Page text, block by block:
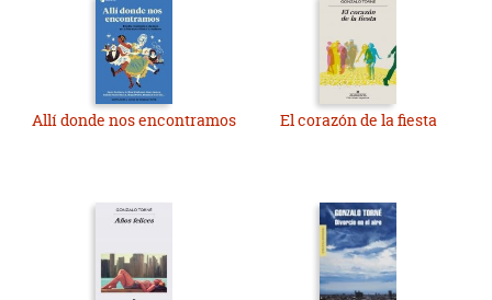
Allí donde nos encontramos El corazón de la fiesta